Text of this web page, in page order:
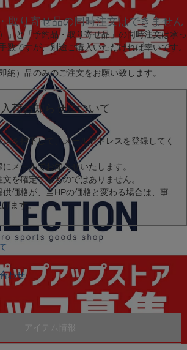
取り寄せ品の同時注文はできません
」と「予約品・取り寄せ品」 の同時注文は承っ
数ですが、別途ご購入いただければ幸いです。
納）品のみのご注文をお願い致します。
荷お知らせについて
ンを押下して、メールアドレスを登録してく
メールでお知らせいたします。
を確定するものではありません。
価格が、当HPの価格と変わる場合は、事
ます。
わせ
アイテム情報